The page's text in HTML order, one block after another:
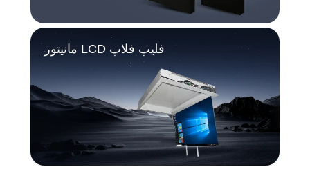
مانیتور LCD فلیپ فلاپ